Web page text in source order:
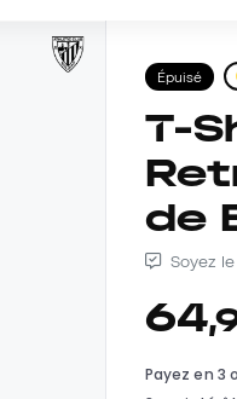
Épuisé
T-Shirt ATH Bilbao
de
Soyez
64,